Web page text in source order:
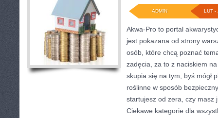
LUT -
ADMIN
Akwa-Pro to portal
jest pokazana od strony
osób, które chcą poznać
zadęcia, za to z naciskiem
skupia się na tym, byś mógł
roślinne w sposób
startujesz od zera, czy masz
Ciekawe kategorie dla